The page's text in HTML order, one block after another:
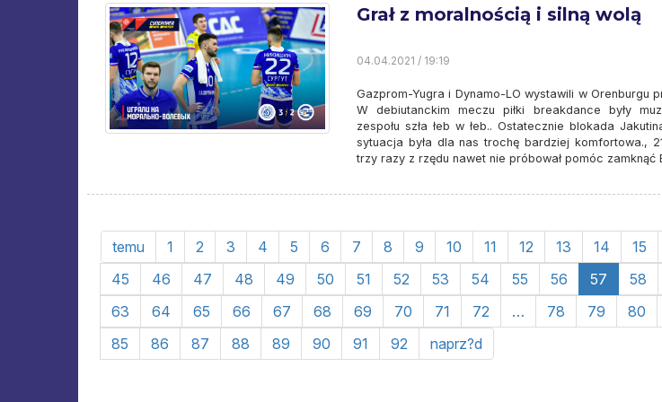
Grał z moralnością i silną wolą
04.04.2021 / 19:19
Gazprom-Yugra i Dynamo-LO wystawili w Orenburgu
W debiutanckim meczu piłki breakdance były
zespołu szła łeb w łeb.. Ostatecznie blokada
sytuacja była dla nas trochę bardziej komfortowa.,
trzy razy z rzędu nawet nie próbował pomóc zamknąć
temu 1 2 3 4 5 6 7 8 9 10 11 12 13 14 15
45
46 47 48 49 50 51 52 53 54 55 56 57 58
63
64 65 66 67 68 69 70 71 72 … 78 79 80
85
86 87 88 89 90 91 92 naprz?d